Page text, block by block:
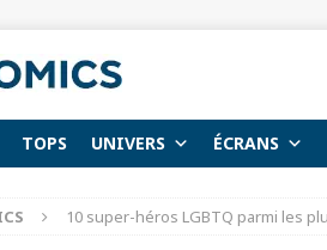
TOPS UNIVERS ÉCRANS
10 super-héros LGBTQ parmi les